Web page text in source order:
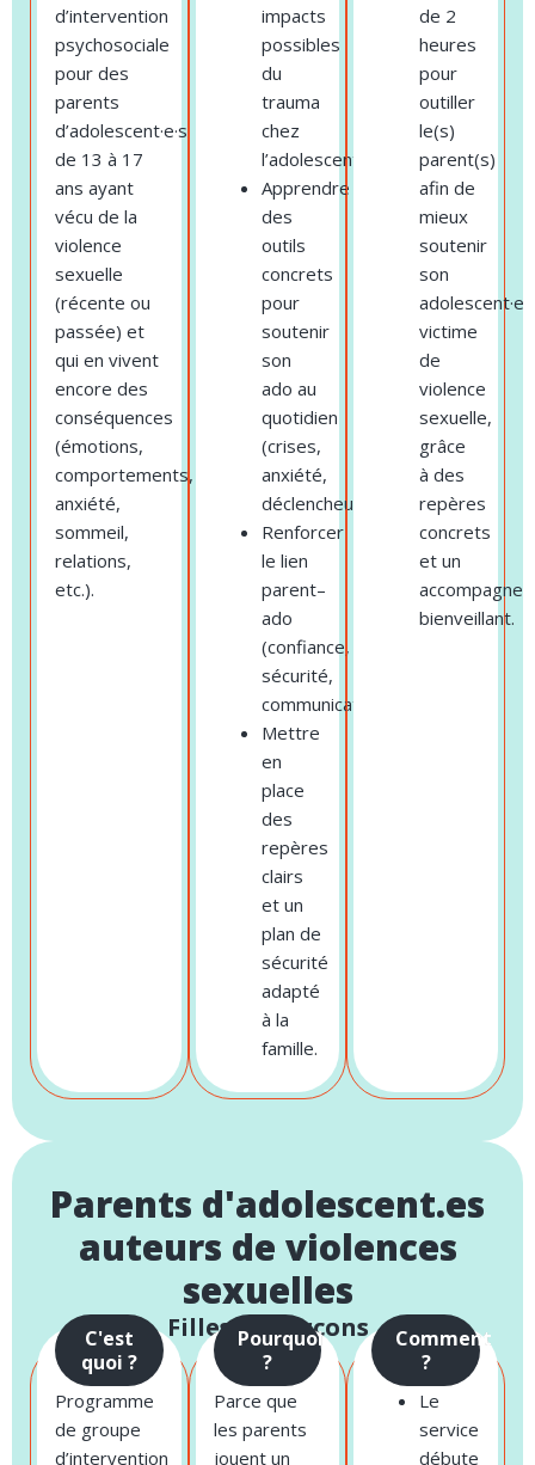
d’intervention
psychosociale
pour des
parents
d’adolescent·e·s
de 13 à 17
ans ayant
vécu de la
violence
sexuelle
(récente ou
passée) et
qui en vivent
encore des
conséquences
(émotions,
comportements,
anxiété,
sommeil,
relations,
etc.).
impacts
possibles
du
trauma
chez
l’adolescent·e.
Apprendre
des
outils
concrets
pour
soutenir
son
ado au
quotidien
(crises,
anxiété,
déclencheurs).
Renforcer
le lien
parent–
ado
(confiance,
sécurité,
communication).
Mettre
en
place
des
repères
clairs
et un
plan de
sécurité
adapté
à la
famille.
de 2
heures
pour
outiller
le(s)
parent(s)
afin de
mieux
soutenir
son
adolescent·e
victime
de
violence
sexuelle,
grâce
à des
repères
concrets
et un
bienveillant.
Parents d'adolescent.es
auteurs de violences
sexuelles
Filles et garçons
C'est
quoi ?
Programme
de groupe
d’intervention
Pourquoi
?
Parce que
les parents
jouent un
Comment
?
Le
service
débute